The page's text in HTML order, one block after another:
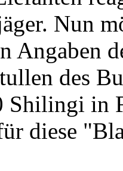
Nun
Angaben
des
Shilingi in
diese